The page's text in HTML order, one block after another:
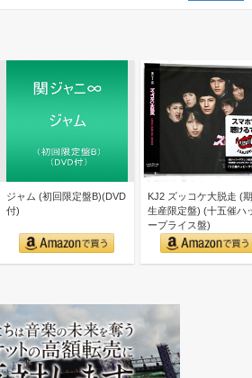
ジャム (初回限定盤B)(DVD
付)
KJ2 ズッコケ大脱走 (
生産限定盤) (十五催ハ
ープライス盤)